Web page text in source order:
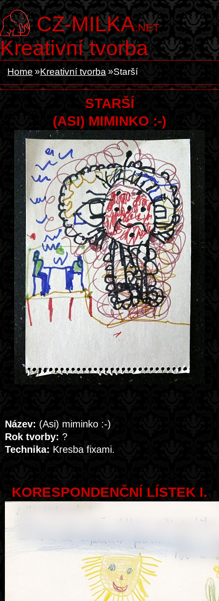
CZ-MILKA.NET
Kreativní tvorba
Home Kreativní tvorba Starší
STARŠÍ
(ASI) MIMINKO :-)
Název: (Asi) miminko :-)
Rok tvorby: ?
Technika: Kresba fixami.
KORESPONDENČNÍ LÍSTEK I.